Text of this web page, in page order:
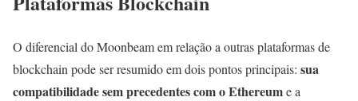
O diferencial do Moonbeam em relação a outras plataformas de
blockchain pode ser resumido em dois pontos principais: sua
compatibilidade sem precedentes com o Ethereume a